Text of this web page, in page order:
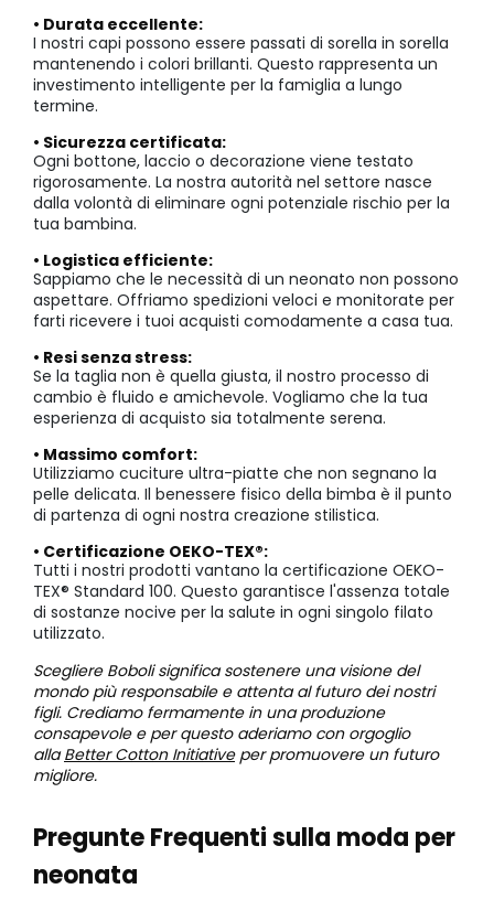
• Durata eccellente:
I nostri capi possono essere passati di sorella in sorella
mantenendo i colori brillanti. Questo rappresenta un
investimento intelligente per la famiglia a lungo
termine.
• Sicurezza certificata:
Ogni bottone, laccio o decorazione viene testato
rigorosamente. La nostra autorità nel settore nasce
dalla volontà di eliminare ogni potenziale rischio per la
tua bambina.
• Logistica efficiente:
Sappiamo che le necessità di un neonato non possono
aspettare. Offriamo spedizioni veloci e monitorate per
farti ricevere i tuoi acquisti comodamente a casa tua.
• Resi senza stress:
Se la taglia non è quella giusta, il nostro processo di
cambio è fluido e amichevole. Vogliamo che la tua
esperienza di acquisto sia totalmente serena.
• Massimo comfort:
Utilizziamo cuciture ultra-piatte che non segnano la
pelle delicata. Il benessere fisico della bimba è il punto
di partenza di ogni nostra creazione stilistica.
• Certificazione OEKO-TEX®:
Tutti i nostri prodotti vantano la certificazione OEKO-
TEX® Standard 100. Questo garantisce l'assenza totale
di sostanze nocive per la salute in ogni singolo filato
utilizzato.
Scegliere Boboli significa sostenere una visione del
mondo più responsabile e attenta al futuro dei nostri
figli. Crediamo fermamente in una produzione
consapevole e per questo aderiamo con orgoglio
allaBetter Cotton Initiativeper promuovere un futuro
migliore.
Pregunte Frequenti sulla moda per
neonata